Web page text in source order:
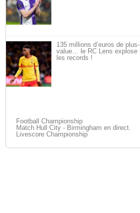
135 millions d’euros de plus-
value… le RC Lens explose
les records !
Football Championship
Match Hull City - Birmingham en direct.
Livescore Championship